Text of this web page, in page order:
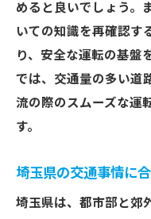
不安を乗り越え
埼玉県運転再入門
運転への不
ペーパードラ
練習を重ね
めると良いでしょう。
いての知識を再確認す
り、安全な運転の基盤
では、交通量の多い道
流の際のスムーズな運
す。
埼玉県の交通事情に
埼玉県は、都市部と郊